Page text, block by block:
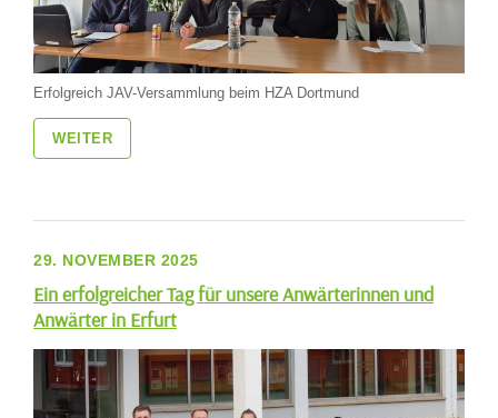
Erfolgreich JAV-Versammlung beim HZA Dortmund
WEITER
29. NOVEMBER 2025
Ein erfolgreicher Tag für unsere Anwärterinnen und
Anwärter in Erfurt